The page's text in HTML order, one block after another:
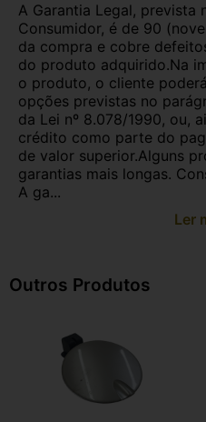
A Garantia Legal, prevista
Consumidor, é de 90
da compra e cobre
do produto adquirido.Na
o produto, o cliente
opções previstas no
da Lei nº 8.078/1990, ou,
crédito como parte do
de valor superior.Alguns
garantias mais longas.
A ga...
Ler
Outros Produtos